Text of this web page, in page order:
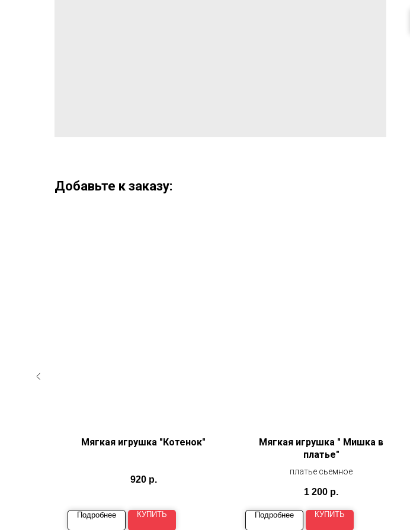
Добавьте к заказу:
Мягкая игрушка "Котенок"
920 р.
Подробнее КУПИТЬ
Мягкая игрушка " Мишка в
платье"
платье сьемное
1 200 р.
Подробнее КУПИТЬ